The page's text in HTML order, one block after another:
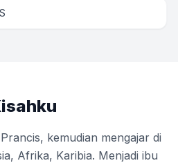
kemudian mengajar di
Afrika, Karibia. Menjadi ibu